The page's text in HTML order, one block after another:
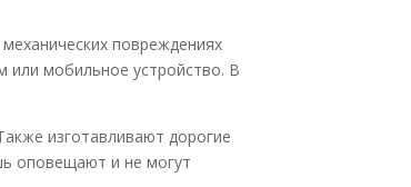
повреждениях
или мобильное устройство. В
изготавливают дорогие
оповещают и не могут